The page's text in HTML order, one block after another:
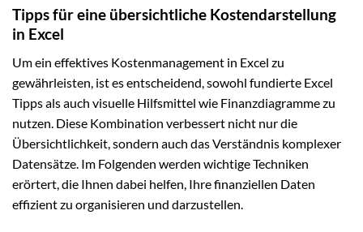
Tipps für eine übersichtliche Kostendarstellung
in Excel
Um ein effektives Kostenmanagement in Excel zu
gewährleisten, ist es entscheidend, sowohl fundierte Excel
Tipps als auch visuelle Hilfsmittel wie Finanzdiagramme zu
nutzen. Diese Kombination verbessert nicht nur die
Übersichtlichkeit, sondern auch das Verständnis komplexer
Datensätze. Im Folgenden werden wichtige Techniken
erörtert, die Ihnen dabei helfen, Ihre finanziellen Daten
effizient zu organisieren und darzustellen.